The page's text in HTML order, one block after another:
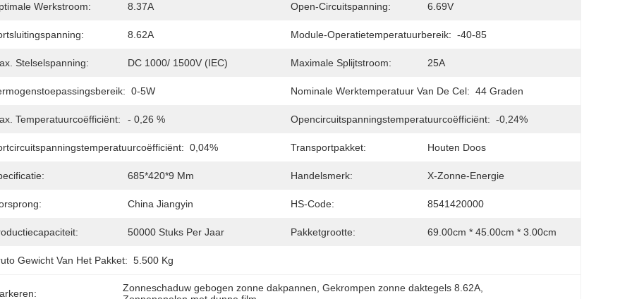
Werkstroom: 8.37A Open-Circuitspanning: 6.69V
8.62A Module-Operatietemperatuurbereik: -40-85
Stelselspanning: DC 1000/ 1500V (IEC) Maximale Splijtstroom: 25A
0-5W Nominale Werktemperatuur Van De Cel: 44 Graden
Temperatuurcoëfficiënt: - 0,26 % Opencircuitspanningstemperatuurcoëfficiënt: -0,24%
0,04% Transportpakket: Houten Doos
685*420*9 Mm Handelsmerk: X-Zonne-Energie
China Jiangyin HS-Code: 8541420000
50000 Stuks Per Jaar Pakketgrootte: 69.00cm * 45.00cm * 3.00cm
Gewicht Van Het Pakket: 5.500 Kg
Zonneschaduw gebogen zonne dakpannen , Gekrompen zonne daktegels 8.62A